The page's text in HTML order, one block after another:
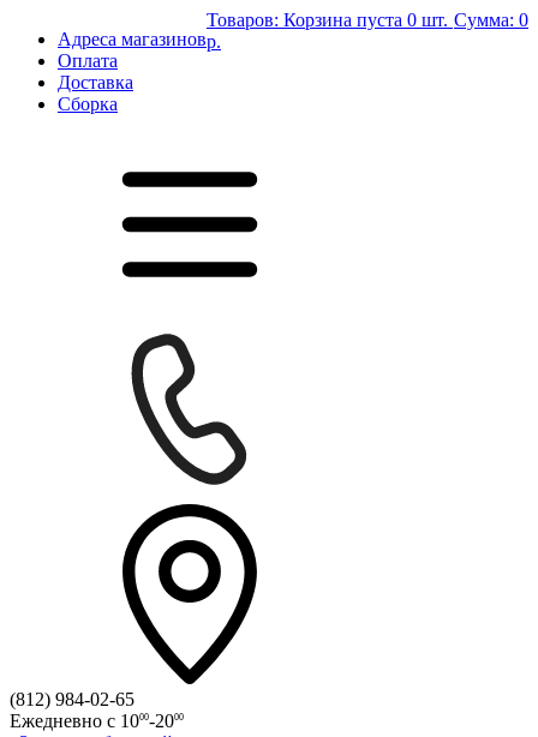
Адреса магазинов
Оплата
Доставка
Сборка
Товаров: Корзина пуста 0 шт. Сумма: 0
р.
(812) 984-02-65
Ежедневно с 1000-2000